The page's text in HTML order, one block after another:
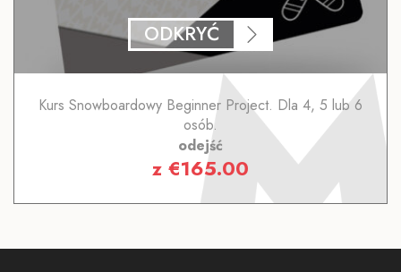
ODKRYĆ
Kurs Snowboardowy Beginner Project. Dla 4, 5 lub 6
osób.
odejść
z €165.00